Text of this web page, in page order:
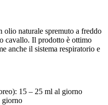
naturale spremuto a freddo
cavallo. Il prodotto è ottimo
anche il sistema respiratorio e
15 – 25 ml al giorno
giorno